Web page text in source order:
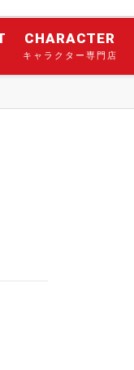
CHARACTER
キャラクター専門店